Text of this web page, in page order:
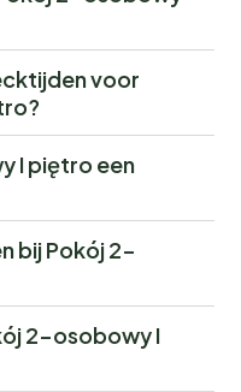
voor
I piętro een
bij Pokój 2-
2-osobowy I